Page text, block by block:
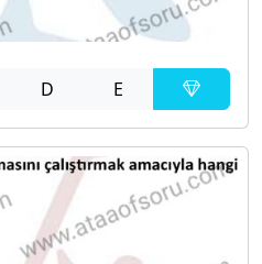
D E